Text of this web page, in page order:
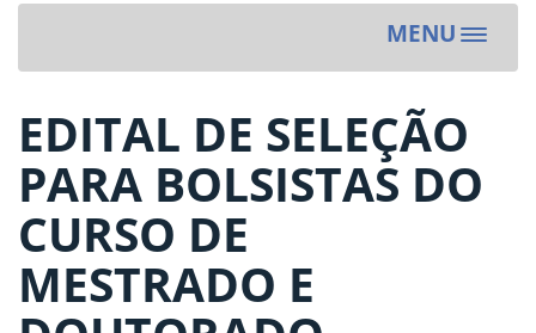
MENU
Toggle
​EDITAL DE SELEÇÃO
PARA BOLSISTAS DO
CURSO DE
MESTRADO E